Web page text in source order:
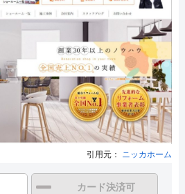
引用元： ニッカホーム
カード決済可